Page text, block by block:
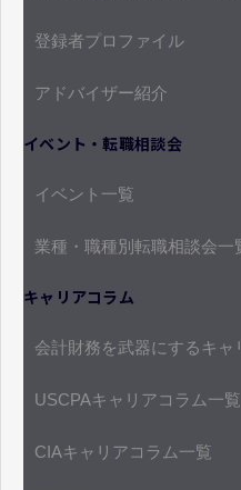
登録者プロファイル
アドバイザー紹介
イベント・転職相談会
イベント一覧
業種・職種別転職相談会一
キャリアコラム
会計財務を武器にするキャ
USCPAキャリアコラム一覧
CIAキャリアコラム一覧